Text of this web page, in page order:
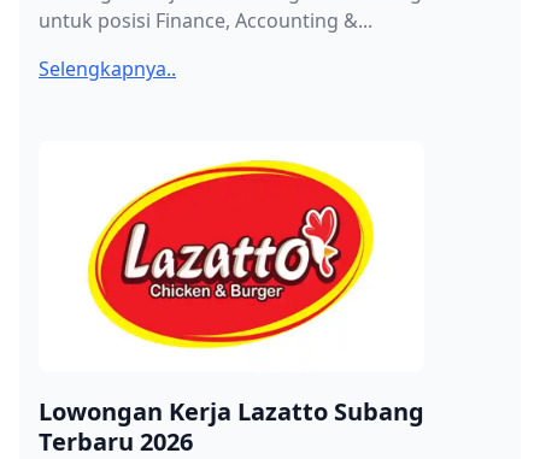
untuk posisi Finance, Accounting &...
Selengkapnya..
Lowongan Kerja Lazatto Subang
Terbaru 2026